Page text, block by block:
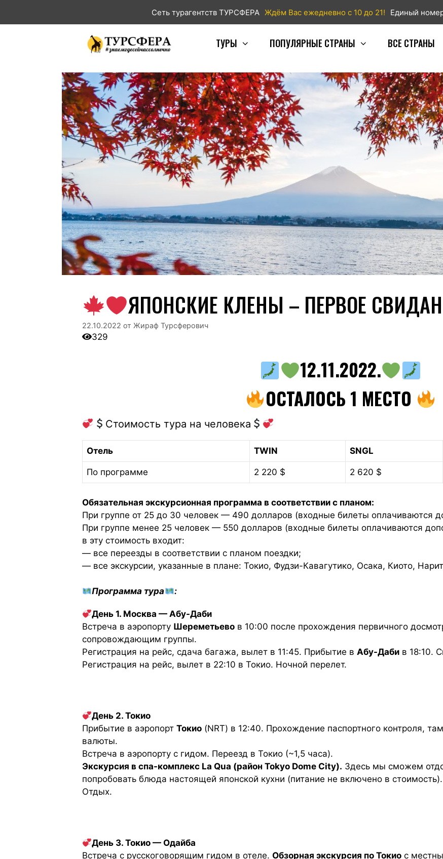
Сеть турагентств ТУРСФЕРА Ждём Вас ежедневно с 10 до 21! Единый
ТУРЫ ПОПУЛЯРНЫЕ СТРАНЫ ВСЕ СТРАНЫ
ЯПОНСКИЕ КЛЕНЫ – ПЕРВОЕ
22.10.2022 от Жираф Турсферович
329
12.11.2022.
ОСТАЛОСЬ 1 МЕСТО
Стоимость тура на человека
Отель TWIN SNGL
По программе 2 220 $ 2 620 $
Обязательная экскурсионная программа в соответствии с планом:
При группе от 25 до 30 человек — 490 долларов (входные билеты оплачиваются
При группе менее 25 человек — 550 долларов (входные билеты оплачиваются
в эту стоимость входит:
— все переезды в соответствии с планом поездки;
— все экскурсии, указанные в плане: Токио, Фудзи-Кавагутико, Осака, Киото,
Программа тура :
День 1. Москва — Абу-Даби
Встреча в аэропорту Шереметьево в 10:00 после прохождения первичного
сопровождающим группы.
Регистрация на рейс, сдача багажа, вылет в 11:45. Прибытие в Абу-Даби в 18:10.
Регистрация на рейс, вылет в 22:10 в Токио. Ночной перелет.
День 2. Токио
Прибытие в аэропорт Токио (NRT) в 12:40. Прохождение паспортного контроля,
валюты.
Встреча в аэропорту с гидом. Переезд в Токио (~1,5 часа).
Экскурсия в спа-комплекс La Qua (район Tokyo Dome City). Здесь мы сможем
попробовать блюда настоящей японской кухни (питание не включено в
Отдых.
День 3. Токио — Одайба
Встреча с русскоговорящим гидом в отеле. Обзорная экскурсия по Токио с